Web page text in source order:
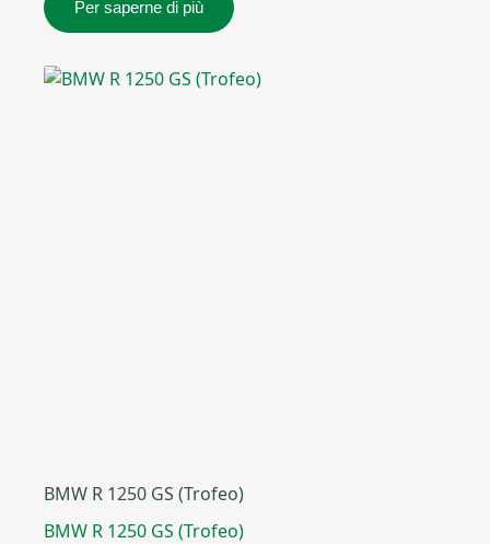
Per saperne di più
BMW R 1250 GS (Trofeo)
BMW R 1250 GS (Trofeo)